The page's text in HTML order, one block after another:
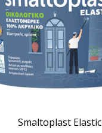
Smaltoplast Elastic